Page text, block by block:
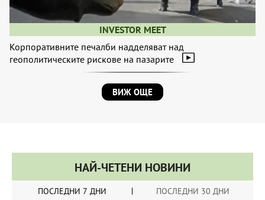
INVESTOR MEET
Корпоративните печалби надделяват над
геополитическите рискове на пазарите
ВИЖ ОЩЕ
НАЙ-ЧЕТЕНИ НОВИНИ
ПОСЛЕДНИ 7 ДНИ ПОСЛЕДНИ 30 ДНИ